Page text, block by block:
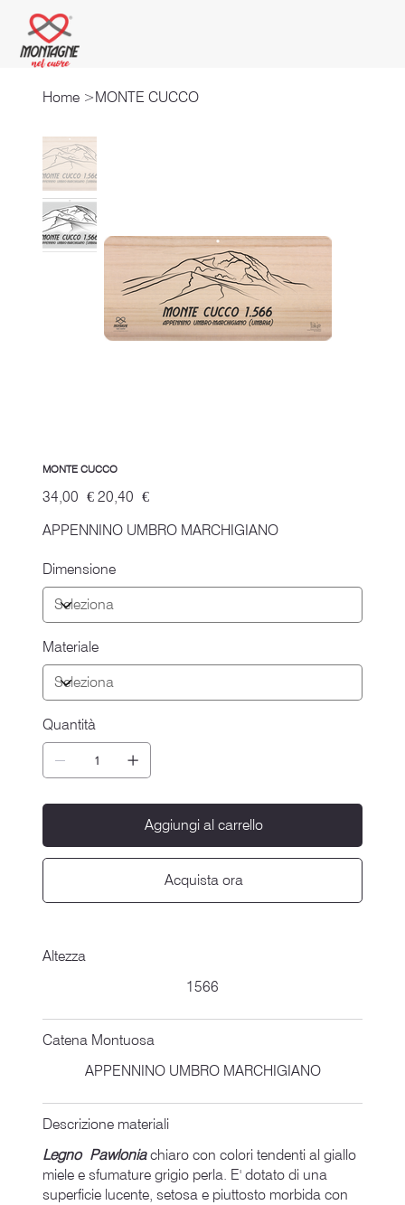
Home >MONTE CUCCO
MONTE CUCCO
Prezzo
originale
34,00 € Prezzo
scontato
20,40 €
APPENNINO UMBRO MARCHIGIANO
Dimensione
Materiale
Quantità
Aggiungi al carrello
Acquista ora
Altezza
1566
Catena Montuosa
APPENNINO UMBRO MARCHIGIANO
Descrizione materiali
Legno Pawloniachiaro con colori tendenti al giallo
miele e sfumature grigio perla. E' dotato di una
superficie lucente, setosa e piuttosto morbida con